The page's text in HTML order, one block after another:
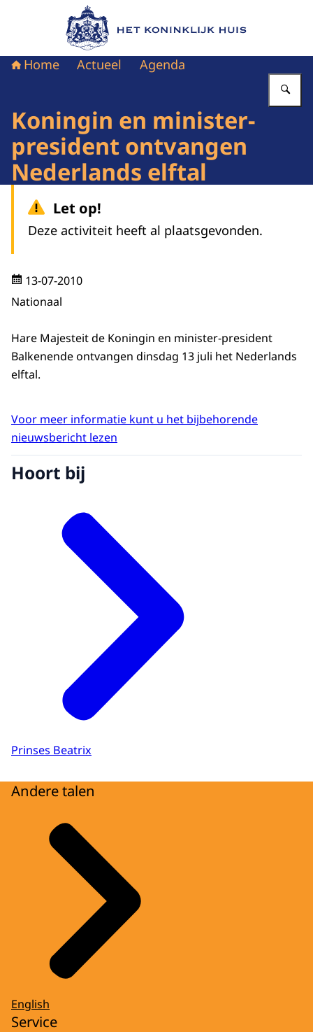
Naar de homepage van Het Koninklijk Huis
Home Actueel Agenda
Koningin en minister-
president ontvangen
Nederlands elftal
Let op!
Deze activiteit heeft al plaatsgevonden.
13-07-2010
Nationaal
Hare Majesteit de Koningin en minister-president
Balkenende ontvangen dinsdag 13 juli het Nederlands
elftal.
Voor meer informatie kunt u het bijbehorende
nieuwsbericht lezen
Hoort bij
Prinses Beatrix
Andere talen
English
Service